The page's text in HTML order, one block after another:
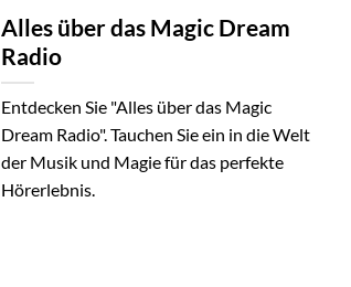
Alles über das Magic Dream
Radio
Entdecken Sie "Alles über das Magic
Dream Radio". Tauchen Sie ein in die Welt
der Musik und Magie für das perfekte
Hörerlebnis.